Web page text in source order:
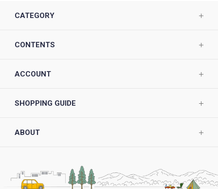
CATEGORY
CONTENTS
ACCOUNT
SHOPPING GUIDE
ABOUT